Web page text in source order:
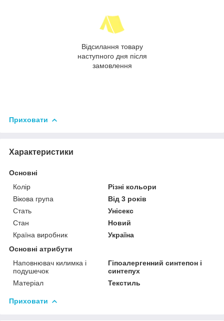
Відсилання товару
наступного дня після
замовлення
Приховати
Характеристики
Основні
Колір
Різні кольори
Вікова група
Від 3 років
Стать
Унісекс
Стан
Новий
Країна виробник
Україна
Основні атрибути
Наповнювач килимка і
подушечок
Гіпоалергенний синтепон і
синтепух
Матеріал
Текстиль
Приховати